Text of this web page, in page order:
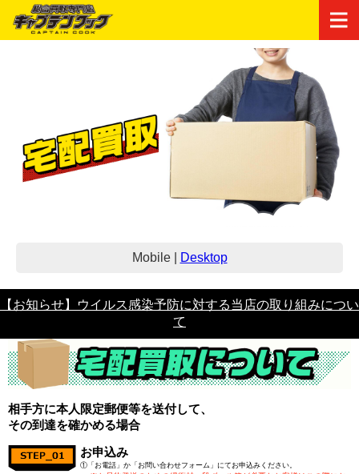
Mobile| Desktop
【お知らせ】ウイルス感染予防に対する当店の取り組みについ
て
相手方に本人限定郵便等を送付して、
その到達を確かめる場合
お申込み
①「お電話」か「お問い合わせフォーム」にてお申込みください。